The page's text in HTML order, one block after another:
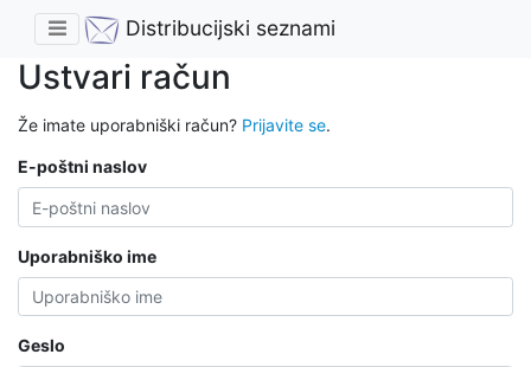
Distribucijski seznami
Ustvari račun
Že imate uporabniški račun? Prijavite se.
E-poštni naslov
Uporabniško ime
Geslo